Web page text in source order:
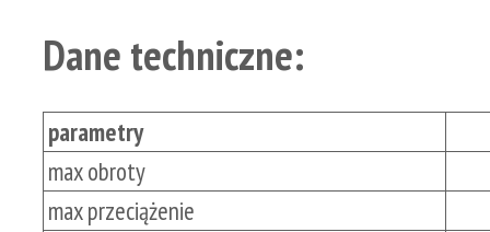
Dane techniczne:
parametry
max obroty
max przeciążenie